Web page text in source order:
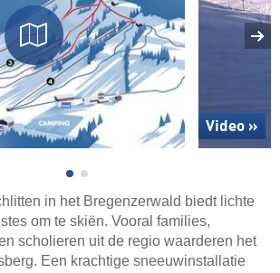
Video »
in het Bregenzerwald biedt lichte
om te skiën. Vooral families,
scholieren uit de regio waarderen het
Een krachtige sneeuwinstallatie